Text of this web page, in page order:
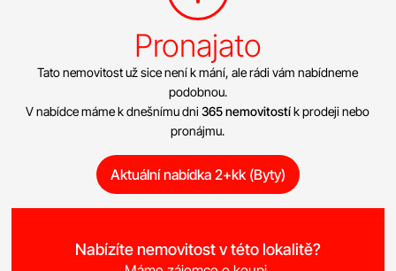
Pronajato
Tato nemovitost už sice není k mání, ale rádi vám nabídneme
podobnou.
V nabídce máme k dnešnímu dni365 nemovitostík prodeji nebo
pronájmu.
Aktuální nabídka 2+kk (Byty)
Nabízíte nemovitost v této lokalitě?